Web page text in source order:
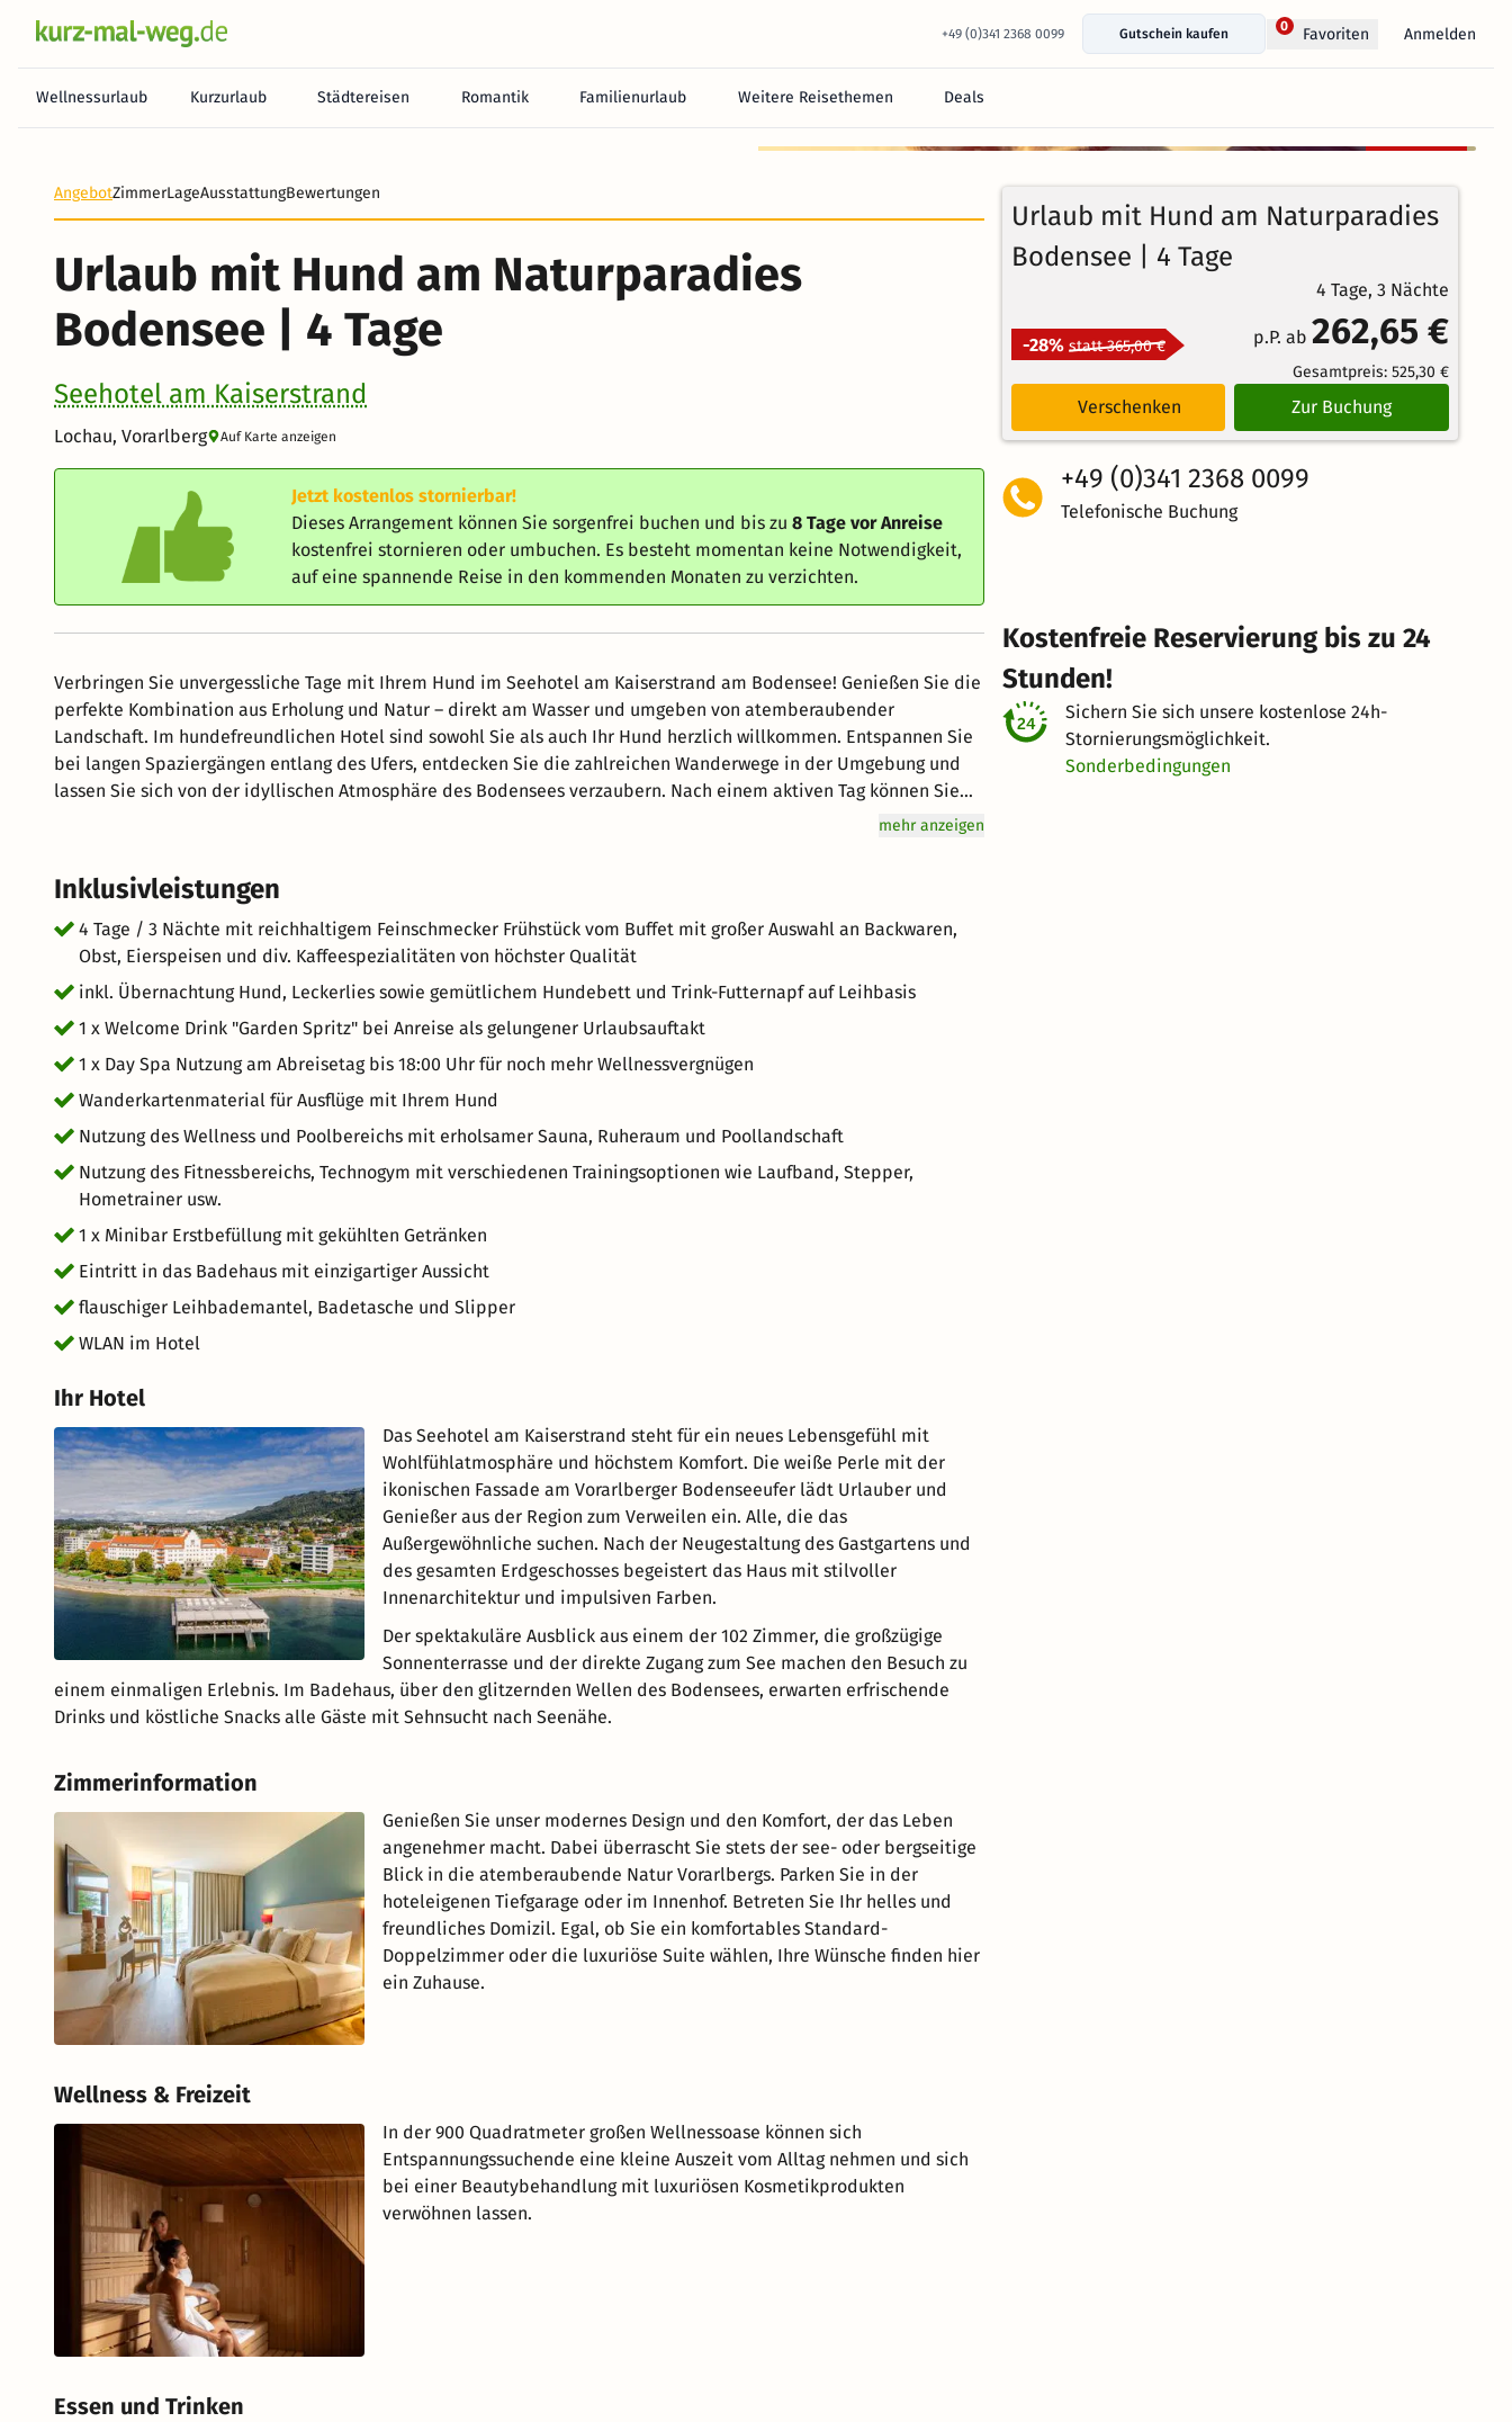
+49 (0)341 2368 0099 Gutschein kaufen
0 Favoriten Anmelden
Wellnessurlaub Kurzurlaub Städtereisen Romantik Familienurlaub Weitere Reisethemen Deals
99%
Weiterempfehlung
Bewertungen
4.8/5
stornierbar
AngebotZimmerLageAusstattungBewertungen
Urlaub mit Hund am Naturparadies
Bodensee | 4 Tage
Seehotel am Kaiserstrand
Lochau, Vorarlberg Auf Karte anzeigen
Jetzt kostenlos stornierbar!
Dieses Arrangement können Sie sorgenfrei buchen und bis zu8 Tage vor Anreise
kostenfrei stornieren oder umbuchen. Es besteht momentan keine Notwendigkeit,
auf eine spannende Reise in den kommenden Monaten zu verzichten.
Verbringen Sie unvergessliche Tage mit Ihrem Hund im Seehotel am Kaiserstrand am Bodensee! Genießen Sie die
perfekte Kombination aus Erholung und Natur – direkt am Wasser und umgeben von atemberaubender
Landschaft. Im hundefreundlichen Hotel sind sowohl Sie als auch Ihr Hund herzlich willkommen. Entspannen Sie
bei langen Spaziergängen entlang des Ufers, entdecken Sie die zahlreichen Wanderwege in der Umgebung und
lassen Sie sich von der idyllischen Atmosphäre des Bodensees verzaubern. Nach einem aktiven Tag können Sie
gemeinsam in Ihrem komfortablen Zimmer entspannen und die Zeit miteinander genießen. Ihr Hund wird sich
Futter- und Trinknapf. Erleben Sie eine unvergessliche Auszeit im Seehotel am Kaiserstrand – der ideale Ort für
Sie und Ihren Hund!
mehr anzeigen
Inklusivleistungen
4 Tage / 3 Nächte mit reichhaltigem Feinschmecker Frühstück vom Buffet mit großer Auswahl an Backwaren,
Obst, Eierspeisen und div. Kaffeespezialitäten von höchster Qualität
inkl. Übernachtung Hund, Leckerlies sowie gemütlichem Hundebett und Trink-Futternapf auf Leihbasis
1 x Welcome Drink "Garden Spritz" bei Anreise als gelungener Urlaubsauftakt
1 x Day Spa Nutzung am Abreisetag bis 18:00 Uhr für noch mehr Wellnessvergnügen
Wanderkartenmaterial für Ausflüge mit Ihrem Hund
Nutzung des Wellness und Poolbereichs mit erholsamer Sauna, Ruheraum und Poollandschaft
Nutzung des Fitnessbereichs, Technogym mit verschiedenen Trainingsoptionen wie Laufband, Stepper,
Hometrainer usw.
1 x Minibar Erstbefüllung mit gekühlten Getränken
Eintritt in das Badehaus mit einzigartiger Aussicht
flauschiger Leihbademantel, Badetasche und Slipper
WLAN im Hotel
Ihr Hotel
Das Seehotel am Kaiserstrand steht für ein neues Lebensgefühl mit
Wohlfühlatmosphäre und höchstem Komfort. Die weiße Perle mit der
ikonischen Fassade am Vorarlberger Bodenseeufer lädt Urlauber und
Genießer aus der Region zum Verweilen ein. Alle, die das
Außergewöhnliche suchen. Nach der Neugestaltung des Gastgartens und
des gesamten Erdgeschosses begeistert das Haus mit stilvoller
Innenarchitektur und impulsiven Farben.
Der spektakuläre Ausblick aus einem der 102 Zimmer, die großzügige
Sonnenterrasse und der direkte Zugang zum See machen den Besuch zu
einem einmaligen Erlebnis. Im Badehaus, über den glitzernden Wellen des Bodensees, erwarten erfrischende
Drinks und köstliche Snacks alle Gäste mit Sehnsucht nach Seenähe.
Zimmerinformation
Genießen Sie unser modernes Design und den Komfort, der das Leben
angenehmer macht. Dabei überrascht Sie stets der see- oder bergseitige
Blick in die atemberaubende Natur Vorarlbergs. Parken Sie in der
hoteleigenen Tiefgarage oder im Innenhof. Betreten Sie Ihr helles und
freundliches Domizil. Egal, ob Sie ein komfortables Standard-
Doppelzimmer oder die luxuriöse Suite wählen, Ihre Wünsche finden hier
ein Zuhause.
Wellness & Freizeit
In der 900 Quadratmeter großen Wellnessoase können sich
Entspannungssuchende eine kleine Auszeit vom Alltag nehmen und sich
bei einer Beautybehandlung mit luxuriösen Kosmetikprodukten
verwöhnen lassen.
Essen und Trinken
Urlaub mit Hund am Naturparadies
Bodensee | 4 Tage
4 Tage, 3 Nächte
-28% statt 365,00 € p.P. ab 262,65 €
Gesamtpreis: 525,30 €
Verschenken Zur Buchung
+49 (0)341 2368 0099
Telefonische Buchung
Kostenfreie Reservierung bis zu 24
Stunden!
Sichern Sie sich unsere kostenlose 24h-
Stornierungsmöglichkeit.
Sonderbedingungen